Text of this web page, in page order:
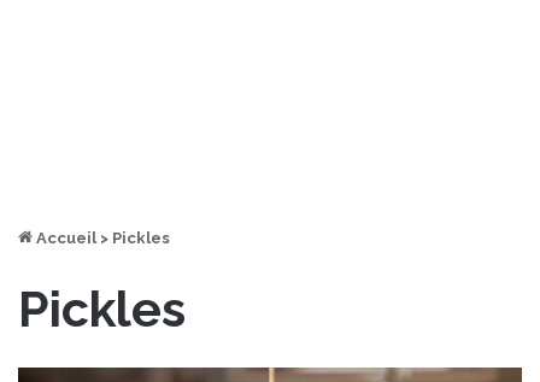
Accueil > Pickles
Pickles